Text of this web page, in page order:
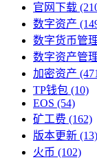
官网下载
数字资产
数字货币管
数字资产管
加密资产
TP钱包 (10)
EOS (54)
矿工费 (162)
版本更新 (13)
火币 (102)